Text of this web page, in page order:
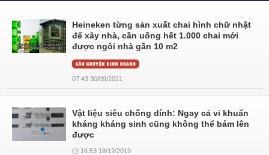
Heineken từng sản xuất chai hình chữ nhật
để xây nhà, cần uống hết 1.000 chai mới
được ngôi nhà gần 10 m2
07:43 30/09/2021
Vật liệu siêu chống dính: Ngay cả vi khuẩn
kháng kháng sinh cũng không thể bám lên
được
16:53 18/12/2019